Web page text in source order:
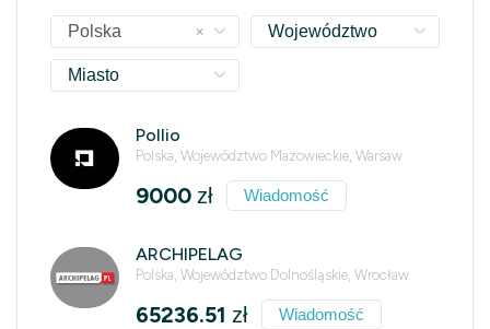
×
Polska Województwo
Miasto
Pollio
Polska, Województwo Mazowieckie, Warsaw
9000 zł Wiadomość
ARCHIPELAG
Polska, Województwo Dolnośląskie, Wrocław
65236.51 zł Wiadomość